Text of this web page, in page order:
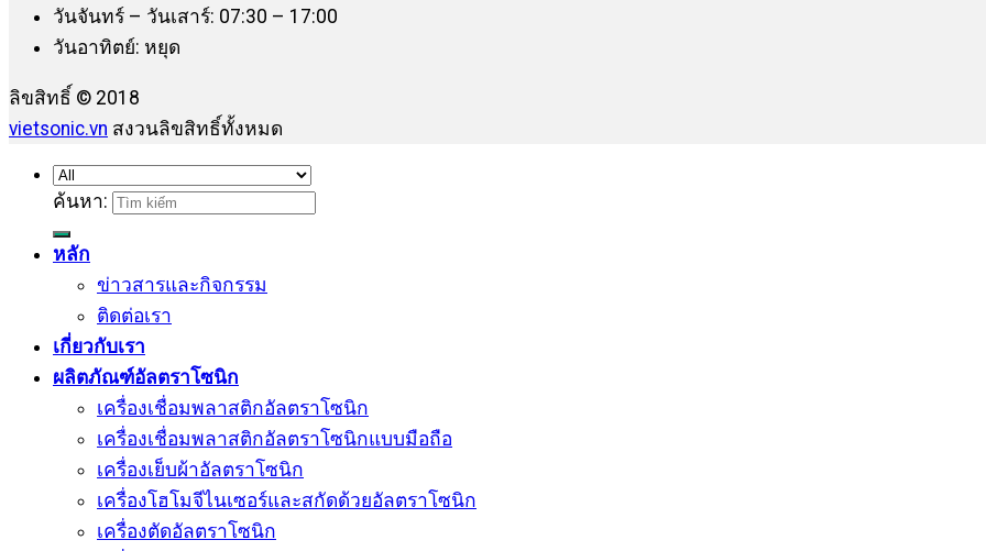
วันจันทร์ – วันเสาร์: 07:30 – 17:00
วันอาทิตย์: หยุด
ลิขสิทธิ์ © 2018
vietsonic.vn สงวนลิขสิทธิ์ทั้งหมด
ค้นหา:
หลัก
ข่าวสารและกิจกรรม
ติดต่อเรา
เกี่ยวกับเรา
ผลิตภัณฑ์อัลตราโซนิก
เครื่องเชื่อมพลาสติกอัลตราโซนิก
เครื่องเชื่อมพลาสติกอัลตราโซนิกแบบมือถือ
เครื่องเย็บผ้าอัลตราโซนิก
เครื่องโฮโมจีไนเซอร์และสกัดด้วยอัลตราโซนิก
เครื่องตัดอัลตราโซนิก